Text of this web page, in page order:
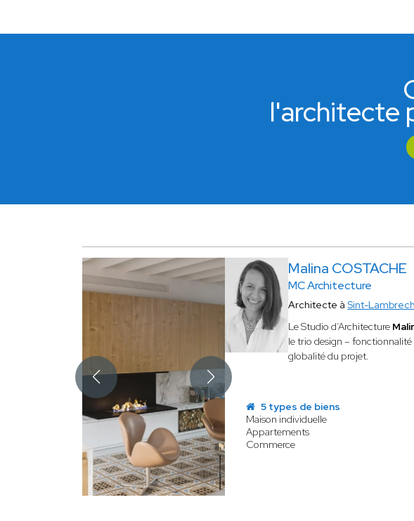
l'architecte
Malina COSTACHE
MC Architecture
Architecte àSint-
Le Studio d’Architecture
le trio design – fonctionnalité
globalité du projet.
5 types de biens
Maison individuelle
Appartements
Commerce